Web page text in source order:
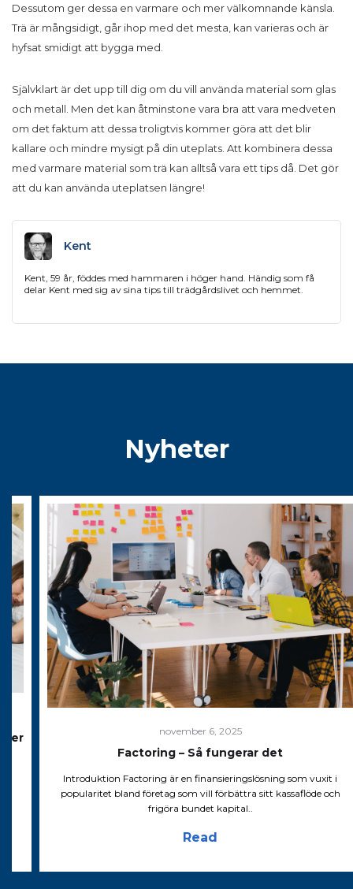
Dessutom ger dessa en varmare och mer välkomnande känsla.
Trä är mångsidigt, går ihop med det mesta, kan varieras och är
hyfsat smidigt att bygga med.
Självklart är det upp till dig om du vill använda material som glas
och metall. Men det kan åtminstone vara bra att vara medveten
om det faktum att dessa troligtvis kommer göra att det blir
kallare och mindre mysigt på din uteplats. Att kombinera dessa
med varmare material som trä kan alltså vara ett tips då. Det gör
att du kan använda uteplatsen längre!
Kent
Kent, 59 år, föddes med hammaren i höger hand. Händig som få
delar Kent med sig av sina tips till trädgårdslivet och hemmet.
Nyheter
november 6, 2025
Factoring – Så fungerar det
Introduktion Factoring är en finansieringslösning som vuxit i
popularitet bland företag som vill förbättra sitt kassaflöde och
frigöra bundet kapital..
Read